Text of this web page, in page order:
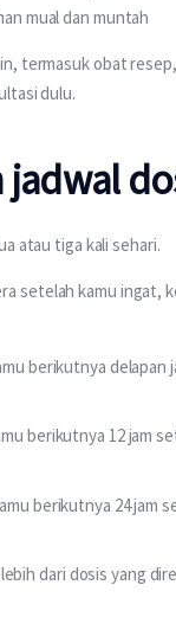
mual dan muntah
termasuk obat
dulu.
atau tiga kali sehari.
setelah kamu ingat,
berikutnya delapan
berikutnya 12 jam
berikutnya 24 jam
dari dosis yang